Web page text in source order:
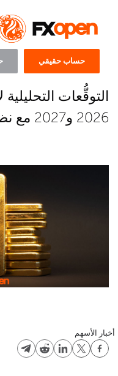
حساب حقيقي
التوقُّعات
2026 و2027 مع نظرة مستقبلية أبعد
أخبار الأسهم